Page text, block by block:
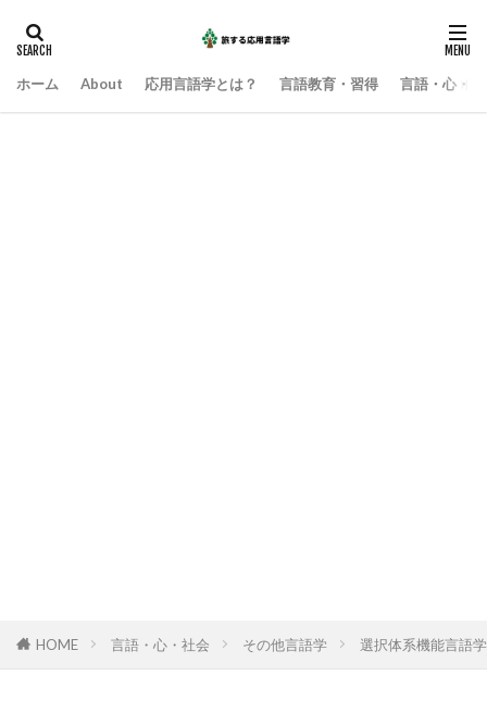
ホーム About 応用言語学とは？ 言語教育・習得 言語・心・
HOME 言語・心・社会 その他言語学 選択体系機能言語